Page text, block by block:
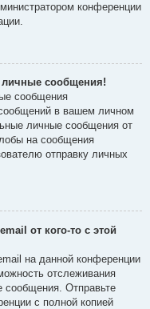
конференции
сообщения!
сообщения
в вашем личном
личные сообщения от
на сообщения
отправку личных
от кого-то с этой
на данной конференции
отслеживания
сообщения. Отправьте
с полной копией